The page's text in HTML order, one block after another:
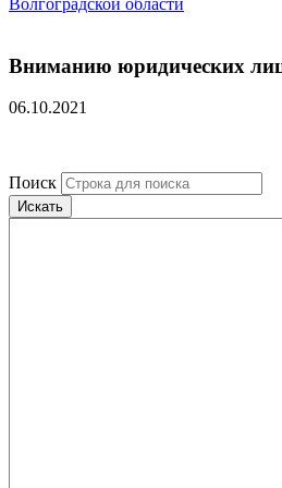
Волгоградской области
Вниманию юридических
06.10.2021
Поиск
Искать